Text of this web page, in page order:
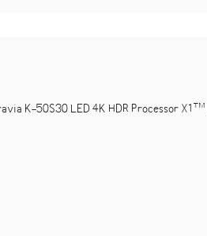
LED 4K HDR Processor X1™ |